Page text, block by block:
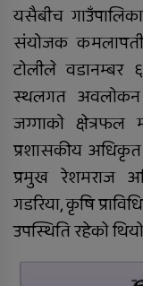
यसैबीच
संयोजक
टोलीले
स्थलगत अवलोकन
जग्गाको क्षेत्रफल
प्रशासकीय अधिकृत
प्रमुख रेशमराज
गडरिया, कृषि
उपस्थिति रहेको